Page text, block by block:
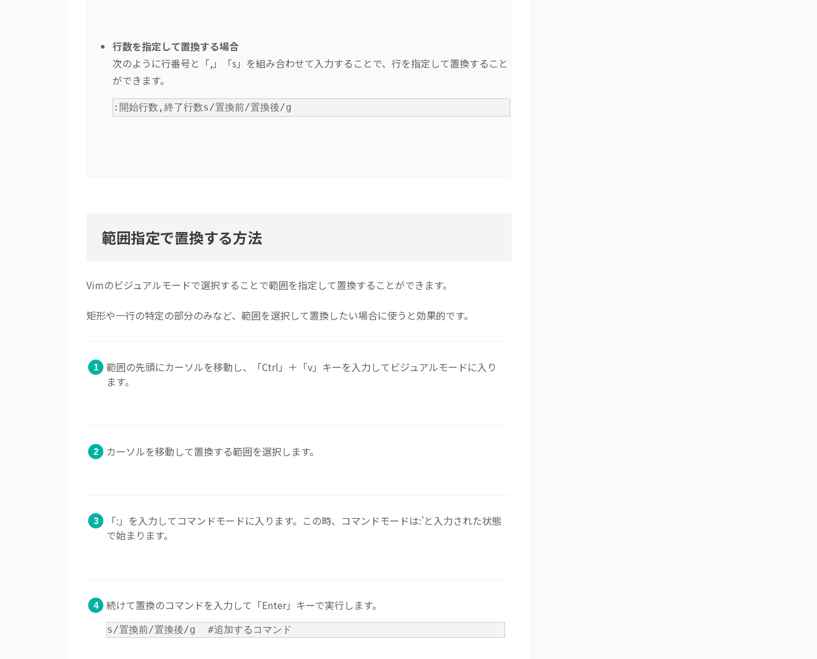
行数を指定して置換する場合
次のように行番号と「,」「s」を組み合わせて入力することで、行を指定して置換すること
ができます。
:開始行数,終了行数s/置換前/置換後/g
範囲指定で置換する方法
Vimのビジュアルモードで選択することで範囲を指定して置換することができます。
矩形や一行の特定の部分のみなど、範囲を選択して置換したい場合に使うと効果的です。
範囲の先頭にカーソルを移動し、「Ctrl」＋「v」キーを入力してビジュアルモードに入り
ます。
カーソルを移動して置換する範囲を選択します。
「:」を入力してコマンドモードに入ります。この時、コマンドモードは:’と入力された状態
で始まります。
続けて置換のコマンドを入力して「Enter」キーで実行します。
s/置換前/置換後/g  #追加するコマンド